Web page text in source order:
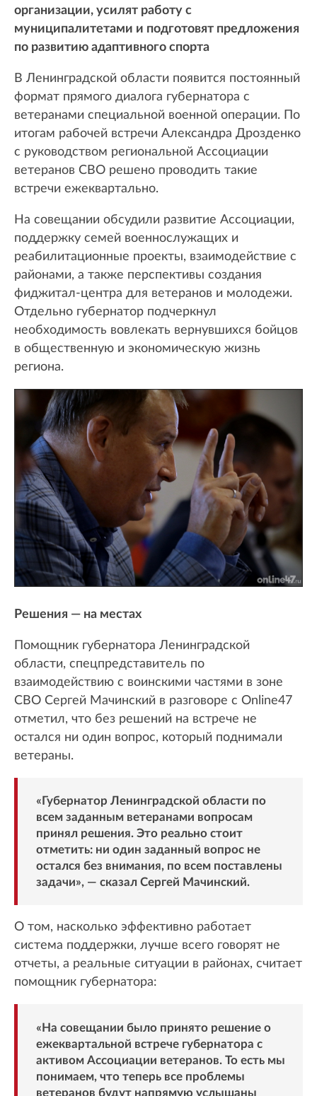
организации, усилят работу с
муниципалитетами и подготовят предложения
по развитию адаптивного спорта
В Ленинградской области появится постоянный
формат прямого диалога губернатора с
ветеранами специальной военной операции. По
итогам рабочей встречи Александра Дрозденко
с руководством региональной Ассоциации
ветеранов СВО решено проводить такие
встречи ежеквартально.
На совещании обсудили развитие Ассоциации,
поддержку семей военнослужащих и
реабилитационные проекты, взаимодействие с
районами, а также перспективы создания
фиджитал-центра для ветеранов и молодежи.
Отдельно губернатор подчеркнул
необходимость вовлекать вернувшихся бойцов
в общественную и экономическую жизнь
региона.
Решения — на местах
Помощник губернатора Ленинградской
области, спецпредставитель по
взаимодействию с воинскими частями в зоне
СВО Сергей Мачинский в разговоре с Online47
отметил, что без решений на встрече не
остался ни один вопрос, который поднимали
ветераны.
«Губернатор Ленинградской области по
всем заданным ветеранами вопросам
принял решения. Это реально стоит
отметить: ни один заданный вопрос не
остался без внимания, по всем поставлены
задачи», — сказал Сергей Мачинский.
О том, насколько эффективно работает
система поддержки, лучше всего говорят не
отчеты, а реальные ситуации в районах, считает
помощник губернатора:
«На совещании было принято решение о
ежеквартальной встрече губернатора с
активом Ассоциации ветеранов. То есть мы
понимаем, что теперь все проблемы
ветеранов будут напрямую услышаны